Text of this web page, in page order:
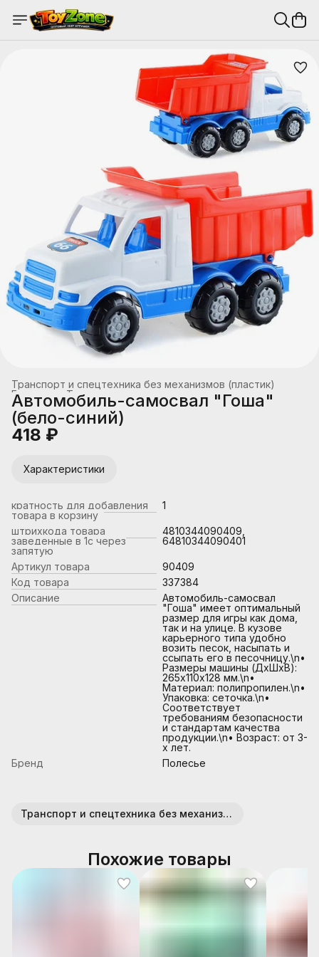
Транспорт и спецтехника без механизмов (пластик)
Транспорт
Главная
Автомобиль-самосвал "Гоша"
(бело-синий)
418 ₽
Характеристики
кратность для добавления
товара в корзину
1
штрихкода товара
заведенные в 1с через
запятую
4810344090409,
64810344090401
Артикул товара
90409
Код товара
337384
Описание
Автомобиль-самосвал
"Гоша" имеет оптимальный
размер для игры как дома,
так и на улице. В кузове
карьерного типа удобно
возить песок, насыпать и
ссыпать его в песочницу.\n•
Размеры машины (ДхШхВ):
265х110х128 мм.\n•
Материал: полипропилен.\n•
Упаковка: сеточка.\n•
Соответствует
требованиям безопасности
и стандартам качества
продукции.\n• Возраст: от 3-
х лет.
Бренд
Полесье
Транспорт и спецтехника без механизмов (пластик)
Похожие товары